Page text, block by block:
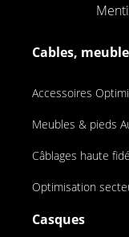
Cables,
Accessoires
Meubles & pieds
Câblages haute
Optimisation
Casques